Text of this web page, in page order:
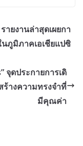
ายงานล่าสุดเผยกา
นภูมิภาคเอเชียแปซิ
จุดประกายการเดิ
ร้างความทรงจำที่
มีคุณค่า